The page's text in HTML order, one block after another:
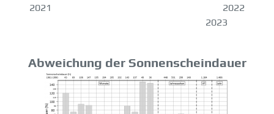
2021 2022
2023
Abweichung der Sonnenscheindauer